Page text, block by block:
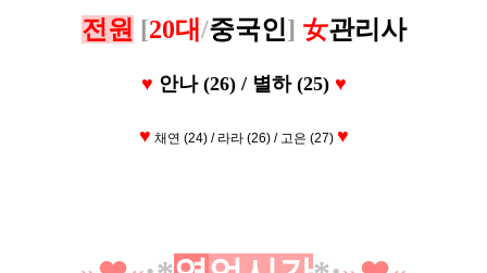
전원 [20대/중국인] 女관리사
♥ 안나 (26) / 별하 (25) ♥
♥ 채연 (24) / 라라 (26) / 고은 (27) ♥